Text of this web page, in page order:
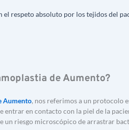
el respeto absoluto por los tejidos del
de Aumento?
Aumento
entrar en contacto con la piel de la
un riesgo microscópico de arrastrar